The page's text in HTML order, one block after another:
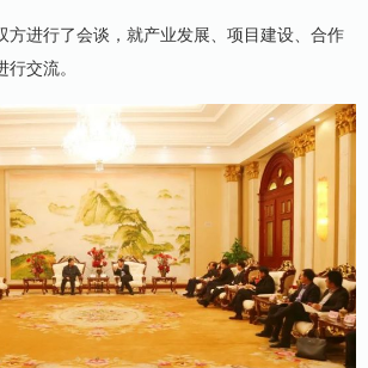
进行了会谈，就产业发展、项目建设、合作
交流。